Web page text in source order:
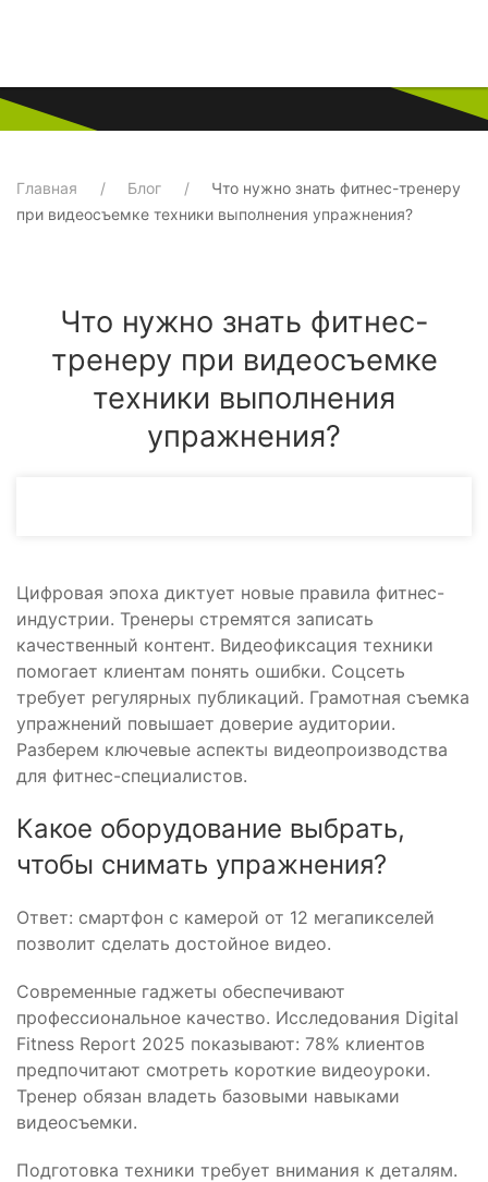
Главная Блог
Что нужно знать фитнес-тренеру
при видеосъемке техники выполнения упражнения?
Что нужно знать фитнес-
тренеру при видеосъемке
техники выполнения
упражнения?
Цифровая эпоха диктует новые правила фитнес-
индустрии. Тренеры стремятся записать
качественный контент. Видеофиксация техники
помогает клиентам понять ошибки. Соцсеть
требует регулярных публикаций. Грамотная съемка
упражнений повышает доверие аудитории.
Разберем ключевые аспекты видеопроизводства
для фитнес-специалистов.
Какое оборудование выбрать,
чтобы снимать упражнения?
Ответ: смартфон с камерой от 12 мегапикселей
позволит сделать достойное видео.
Современные гаджеты обеспечивают
профессиональное качество. Исследования Digital
Fitness Report 2025 показывают: 78% клиентов
предпочитают смотреть короткие видеоуроки.
Тренер обязан владеть базовыми навыками
видеосъемки.
Подготовка техники требует внимания к деталям.